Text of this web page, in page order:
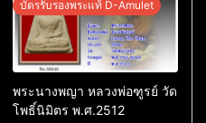
บัตรรับรองพระแท้ D-Amulet
พระนางพญา หลวงพ่อฑูรย์ วัด
โพธิ์นิมิตร พ.ศ.2512